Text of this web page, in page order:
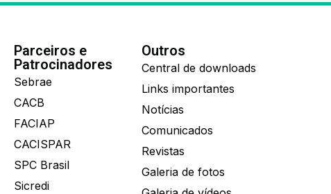
Parceiros e
Patrocinadores
Sebrae
CACB
FACIAP
CACISPAR
SPC Brasil
Sicredi
Outros
Central de downloads
Links importantes
Notícias
Comunicados
Revistas
Galeria de fotos